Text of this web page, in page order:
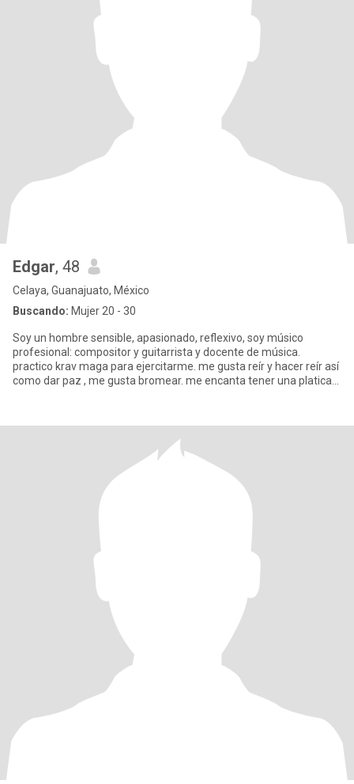
Edgar, 48
Celaya, Guanajuato, México
Buscando: Mujer 20 - 30
Soy un hombre sensible, apasionado, reflexivo, soy músico
profesional: compositor y guitarrista y docente de música.
practico krav maga para ejercitarme. me gusta reír y hacer reír así
como dar paz , me gusta bromear. me encanta tener una platica